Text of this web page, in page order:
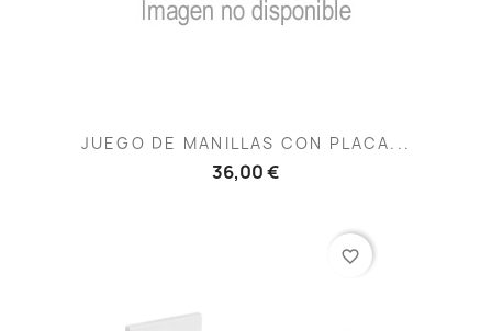
JUEGO DE MANILLAS CON PLACA...
36,00 €
favorite_border